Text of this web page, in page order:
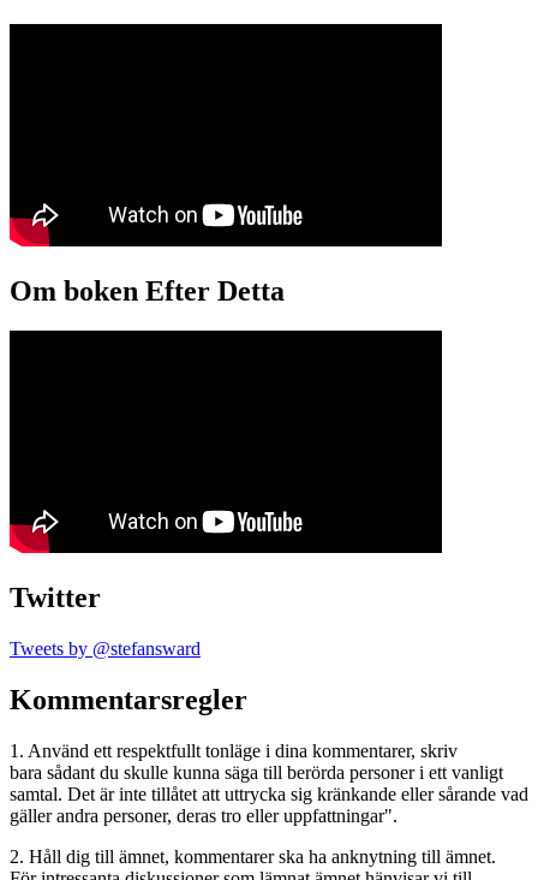
Om boken Efter Detta
Twitter
Tweets by @stefansward
Kommentarsregler
1. Använd ett respektfullt tonläge i dina kommentarer, skriv
bara sådant du skulle kunna säga till berörda personer i ett vanligt
samtal. Det är inte tillåtet att uttrycka sig kränkande eller sårande vad
gäller andra personer, deras tro eller uppfattningar".
2. Håll dig till ämnet, kommentarer ska ha anknytning till ämnet.